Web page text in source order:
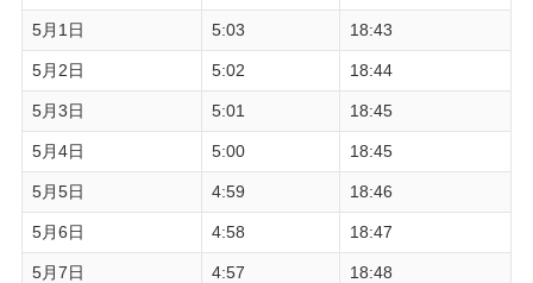
5月1日 5:03 18:43
5月2日 5:02 18:44
5月3日 5:01 18:45
5月4日 5:00 18:45
5月5日 4:59 18:46
5月6日 4:58 18:47
5月7日 4:57 18:48